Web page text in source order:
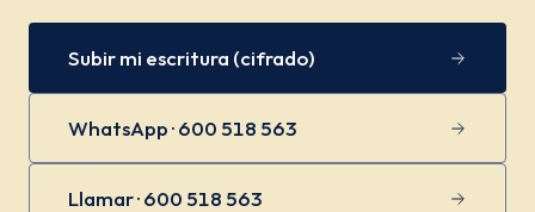
Subir mi escritura (cifrado)
WhatsApp · 600 518 563
Llamar · 600 518 563